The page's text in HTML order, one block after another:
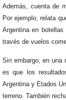
Además, cuenta de
Por ejemplo, relata
Argentina en
través de vuelos
Sin embargo, en una
es que los
Argentina y Etados
terreno. También